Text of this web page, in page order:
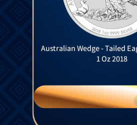
Australian Wedge - Tailed
1 Oz 2018